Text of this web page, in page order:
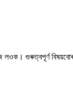
লওক। গুৰুত্বপূৰ্ণ